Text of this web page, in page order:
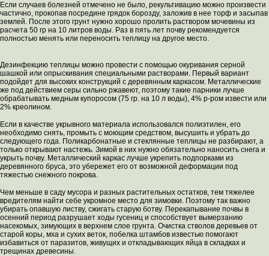
Если случаев болезней отмечено не было, рекультивацию можно произвести
частично, прокопав посредине грядок борозду, заложив в нее торф и засыпав
землей. После этого грунт нужно хорошо пролить раствором мочевины из
расчета 50 гр на 10 литров воды. Раз в пять лет почву рекомендуется
полностью менять или переносить теплицу на другое место.
Дезинфекцию теплицы можно провести с помощью окуривания серной
шашкой или опрыскивания специальными растворами. Первый вариант
подойдет для высоких конструкций с деревянным каркасом. Металлические
же под действием серы сильно ржавеют, поэтому такие парники лучше
обрабатывать медным купоросом (75 гр. на 10 л воды), 4% р-ром извести или
2% креолином.
Если в качестве укрывного материала использовался полиэтилен, его
необходимо снять, промыть с моющим средством, высушить и убрать до
следующего года. Поликарбонатные и стеклянные теплицы не разбирают, а
только открывают настежь. Зимой в них нужно обязательно наносить снега и
укрыть почву. Металлический каркас лучше укрепить подпорками из
деревянного бруса, это убережет его от возможной деформации под
тяжестью снежного покрова.
Чем меньше в саду мусора и разных растительных остатков, тем тяжелее
вредителям найти себе укромное место для зимовки. Поэтому так важно
убирать опавшую листву, сжигать старую ботву. Перекапывание почвы в
осенний период разрушает ходы гусениц и способствует вымерзанию
насекомых, зимующих в верхнем слое грунта. Очистка стволов деревьев от
старой коры, мха и сухих веток, побелка штамбов известью помогают
избавиться от паразитов, живущих и откладывающих яйца в складках и
трещинах древесины.